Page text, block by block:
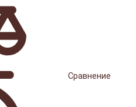
Сравнение